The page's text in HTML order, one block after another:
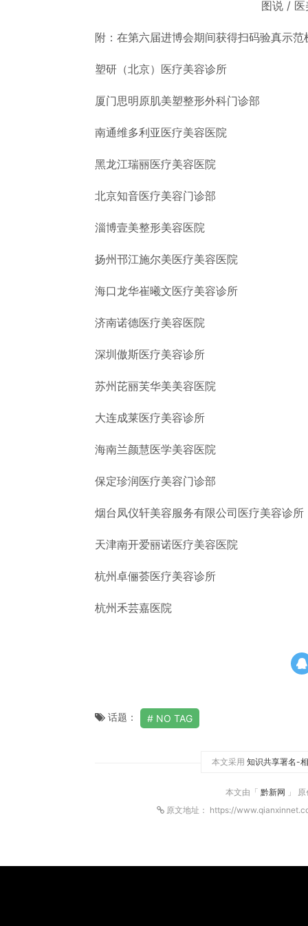
图说 / 医
附：在第六届进博会期间获得扫码验真示
塑研（北京）医疗美容诊所
厦门思明原肌美塑整形外科门诊部
南通维多利亚医疗美容医院
黑龙江瑞丽医疗美容医院
北京知音医疗美容门诊部
淄博壹美整形美容医院
扬州邗江施尔美医疗美容医院
海口龙华崔曦文医疗美容诊所
济南诺德医疗美容医院
深圳傲斯医疗美容诊所
苏州芘丽芙华美美容医院
大连成莱医疗美容诊所
海南兰颜慧医学美容医院
保定珍润医疗美容门诊部
烟台凤仪轩美容服务有限公司医疗美容诊所
天津南开爱丽诺医疗美容医院
杭州卓俪荟医疗美容诊所
杭州禾芸嘉医院
话题： NO TAG
本文采用 知识共享署名-
本文由「 黔新网 」
原文地址： https://